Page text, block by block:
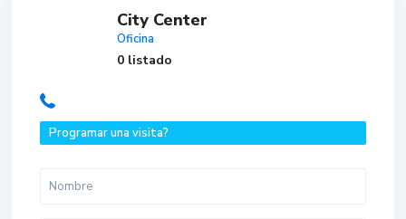
City Center
Oficina
0 listado
Programar una visita?